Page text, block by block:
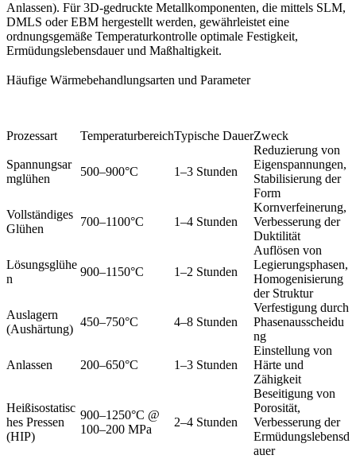
Anlassen). Für 3D-gedruckte Metallkomponenten, die mittels SLM,
DMLS oderEBM hergestellt werden, gewährleistet eine
ordnungsgemäße Temperaturkontrolle optimale Festigkeit,
Ermüdungslebensdauer und Maßhaltigkeit.
Häufige Wärmebehandlungsarten und Parameter
Prozessart TemperaturbereichTypische DauerZweck
Spannungsar
mglühen
500–900°C 1–3 Stunden
Reduzierung von
Eigenspannungen,
Stabilisierung der
Form
Vollständiges
Glühen
700–1100°C 1–4 Stunden
Kornverfeinerung,
Verbesserung der
Duktilität
Lösungsglühe
n
900–1150°C 1–2 Stunden
Auflösen von
Legierungsphasen,
Homogenisierung
der Struktur
Auslagern
(Aushärtung)
450–750°C 4–8 Stunden
Verfestigung durch
Phasenausscheidu
ng
Anlassen 200–650°C 1–3 Stunden
Einstellung von
Härte und
Zähigkeit
Heißisostatisc
hes Pressen
(HIP)
900–1250°C @
100–200 MPa
2–4 Stunden
Beseitigung von
Porosität,
Verbesserung der
Ermüdungslebensd
auer